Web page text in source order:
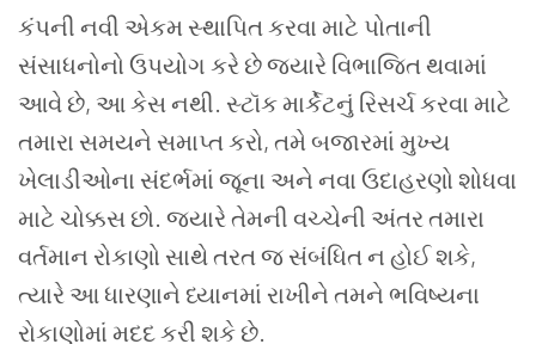
કંપની નવી એકમ સ્થાપિત કરવા માટે પોતાની
સંસાધનોનો ઉપયોગ કરે છે જ્યારે વિભાજિત થવામાં
આવે છે, આ કેસ નથી. સ્ટૉક માર્કેટનું રિસર્ચ કરવા માટે
તમારા સમયને સમાપ્ત કરો, તમે બજારમાં મુખ્ય
ખેલાડીઓના સંદર્ભમાં જૂના અને નવા ઉદાહરણો શોધવા
માટે ચોક્કસ છો. જ્યારે તેમની વચ્ચેની અંતર તમારા
વર્તમાન રોકાણો સાથે તરત જ સંબંધિત ન હોઈ શકે,
ત્યારે આ ધારણાને ધ્યાનમાં રાખીને તમને ભવિષ્યના
રોકાણોમાં મદદ કરી શકે છે.